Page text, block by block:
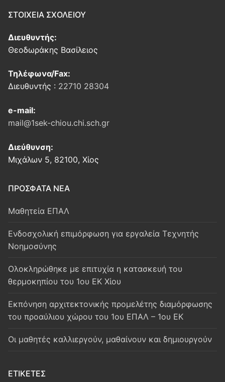
ΣΤΟΙΧΕΙΑ ΣΧΟΛΕΙΟΥ
Διευθυντής:
Θεοδωράκης Βασίλειος
Τηλέφωνα/Fax:
Διευθυντής : 22710 28304
e-mail:
mail@1sek-chiou.chi.sch.gr
Διεύθυνση:
Μιχάλων 5, 82100, Χίος
ΠΡΟΣΦΑΤΑ ΝΕΑ
Μαθητεία ΕΠΑΛ
Ενδοσχολική επιμόρφωση για εργαλεία Τεχνητής
Νοημοσύνης
Oλοκληρώθηκε με επιτυχία η κατασκευή του
θερμοκηπίου του 1ου ΕΚ Χίου
Εκπόνηση αρχιτεκτονικής προμελέτης διαμόρφωσης
του προαύλιου χώρου του 1ου ΕΠΑΛ – 1ου ΕΚ
Οι μαθητές καλλιεργούν, μαθαίνουν και δημιουργούν
ΕΤΙΚΈΤΕΣ